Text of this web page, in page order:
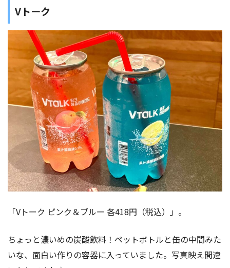
Vトーク
「Vトーク ピンク＆ブルー 各418円（税込）」。
ちょっと濃いめの炭酸飲料！ペットボトルと缶の中間みた
いな、面白い作りの容器に入っていました。写真映え間違